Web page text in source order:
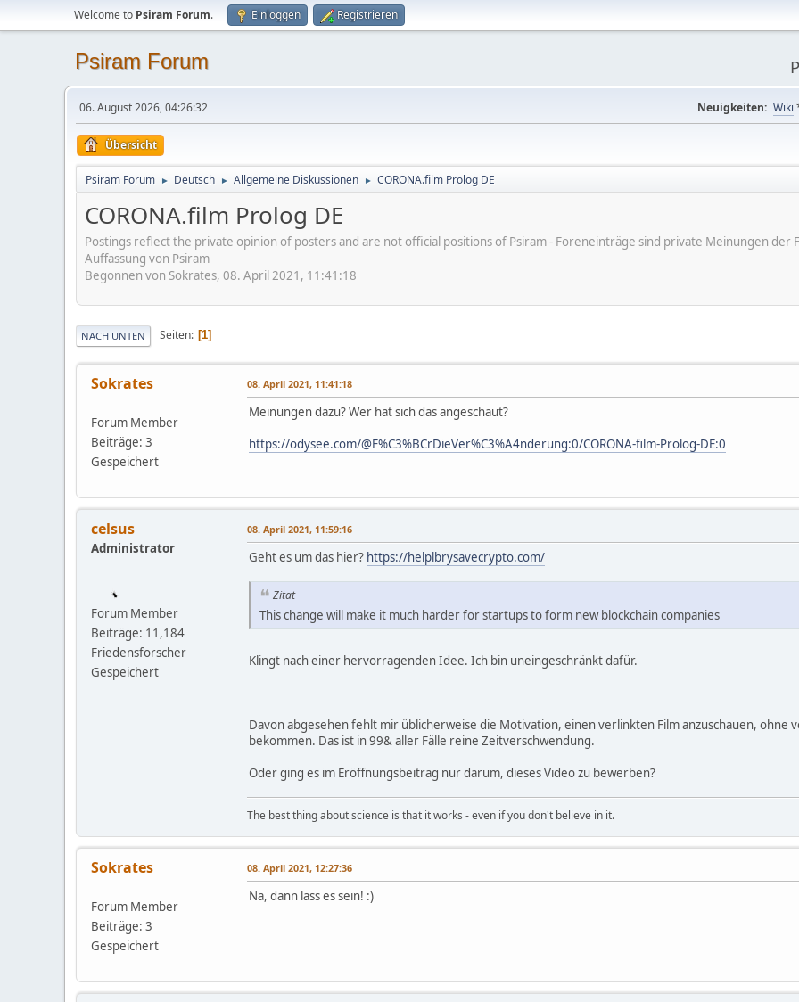
Welcome to Psiram Forum. Einloggen Registrieren
Psiram Forum
06. August 2026, 04:26:32 Neuigkeiten: Wiki
Übersicht
Psiram Forum ► Deutsch ► Allgemeine Diskussionen ► CORONA.film Prolog DE
CORONA.film Prolog DE
Postings reflect the private opinion of posters and are not official positions of Psiram - Foreneinträge sind private Meinungen
Auffassung von Psiram
Begonnen von Sokrates, 08. April 2021, 11:41:18
NACH UNTEN Seiten 1
Sokrates
Forum Member
Beiträge: 3
Gespeichert
08. April 2021, 11:41:18
Meinungen dazu? Wer hat sich das angeschaut?
https://odysee.com/@F%C3%BCrDieVer%C3%A4nderung:0/CORONA-film-Prolog-DE:0
celsus
Administrator
Forum Member
Beiträge: 11,184
Friedensforscher
Gespeichert
08. April 2021, 11:59:16
Geht es um das hier? https://helplbrysavecrypto.com/
Zitat
This change will make it much harder for startups to form new blockchain companies
Klingt nach einer hervorragenden Idee. Ich bin uneingeschränkt dafür.
Davon abgesehen fehlt mir üblicherweise die Motivation, einen verlinkten Film anzuschauen, ohne
bekommen. Das ist in 99& aller Fälle reine Zeitverschwendung.
Oder ging es im Eröffnungsbeitrag nur darum, dieses Video zu bewerben?
The best thing about science is that it works - even if you don't believe in it.
Sokrates
Forum Member
Beiträge: 3
Gespeichert
08. April 2021, 12:27:36
Na, dann lass es sein! :)